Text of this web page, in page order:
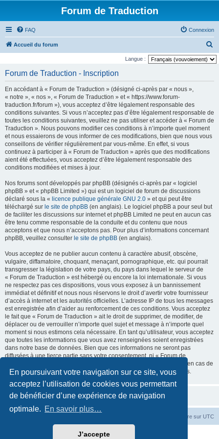
En poursuivant votre navigation sur ce site, vous
acceptez l’utilisation de cookies vous permettant
de bénéficier d’une expérience de navigation
optimale. En savoir plus…
J’accepte
Forum de Traduction
FAQ Connexion
Accueil du forum
e
Langue :
Forum de Traduction - Inscription
En accédant à « Forum de Traduction » (désigné ci-après par « nous »,
« notre », « nos », « Forum de Traduction » et « https://www.forum-
traduction.fr/forum »), vous acceptez d’être légalement responsable des
conditions suivantes. Si vous n’acceptez pas d’être légalement responsable de
toutes les conditions suivantes, veuillez ne pas utiliser et accéder à « Forum de
Traduction ». Nous pouvons modifier ces conditions à n’importe quel moment
et nous essaierons de vous informer de ces modifications, bien que nous vous
conseillons de vérifier régulièrement par vous-même. En effet, si vous
continuez à participer à « Forum de Traduction » après que des modifications
aient été effectuées, vous acceptez d’être légalement responsable des
conditions modifiées et mises à jour.
Nos forums sont développés par phpBB (désignés ci-après par « logiciel
phpBB » et « phpBB Limited ») qui est un logiciel de forum de discussions
déclaré sous la « licence publique générale GNU 2.0 » et qui peut être
téléchargé sur le site de phpBB (en anglais). Le logiciel phpBB a pour seul but
de faciliter les discussions sur internet et phpBB Limited ne peut en aucun cas
être tenu comme responsable de la conduite et du contenu que nous
acceptons et que nous n’acceptons pas. Pour plus d’informations concernant
phpBB, veuillez consulter le site de phpBB (en anglais).
Vous acceptez de ne publier aucun contenu à caractère abusif, obscène,
vulgaire, diffamatoire, choquant, menaçant, pornographique, etc. qui pourrait
transgresser la législation de votre pays, du pays dans lequel le serveur de
« Forum de Traduction » est hébergé ou encore la loi internationale. Si vous
ne respectez pas ces dispositions, vous vous exposez à un bannissement
immédiat et définitif et nous nous réservons le droit d’avertir votre fournisseur
d’accès à internet et les autorités officielles. L’adresse IP de tous les messages
est enregistrée afin d’aider au renforcement de ces conditions. Vous acceptez
le fait que « Forum de Traduction » ait le droit de supprimer, de modifier, de
déplacer ou de verrouiller n’importe quel sujet et message à n’importe quel
moment si nous estimons cela nécessaire. En tant qu’utilisateur, vous acceptez
que toutes les informations que vous avez renseignées soient enregistrées
dans notre base de données. Bien que ces informations ne seront pas
diffusées à une tierce partie sans votre consentement, ni « Forum de
Traduction », ni phpBB, ne pourront être tenus comme responsables en cas de
tentative de piratage informatique visant à compromettre vos données.
Fuseau horaire sur UTC
phpBB® Forum Software © phpBB Limited